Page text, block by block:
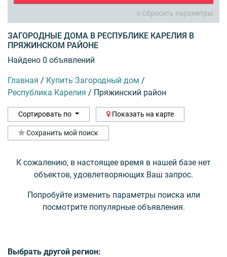
x Сбросить параметры
ЗАГОРОДНЫЕ ДОМА В РЕСПУБЛИКЕ КАРЕЛИЯ В
ПРЯЖИНСКОМ РАЙОНЕ
Найдено 0 объявлений
Главная / Купить Загородный дом /
Республика Карелия / Пряжинский район
Сортировать по Показать на карте
Сохранить мой поиск
К сожалению, в настоящее время в нашей базе нет
объектов, удовлетворяющих Ваш запрос.
Попробуйте изменить параметры поиска или
посмотрите популярные объявления.
Выбрать другой регион: